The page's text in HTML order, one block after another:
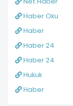
Haber Oku
Haber
Haber 24
Haber 24
Hukuk
Haber